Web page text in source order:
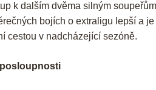
k dalším dvěma silným
bojích o extraligu lepší a
cestou v nadcházející sezóně.